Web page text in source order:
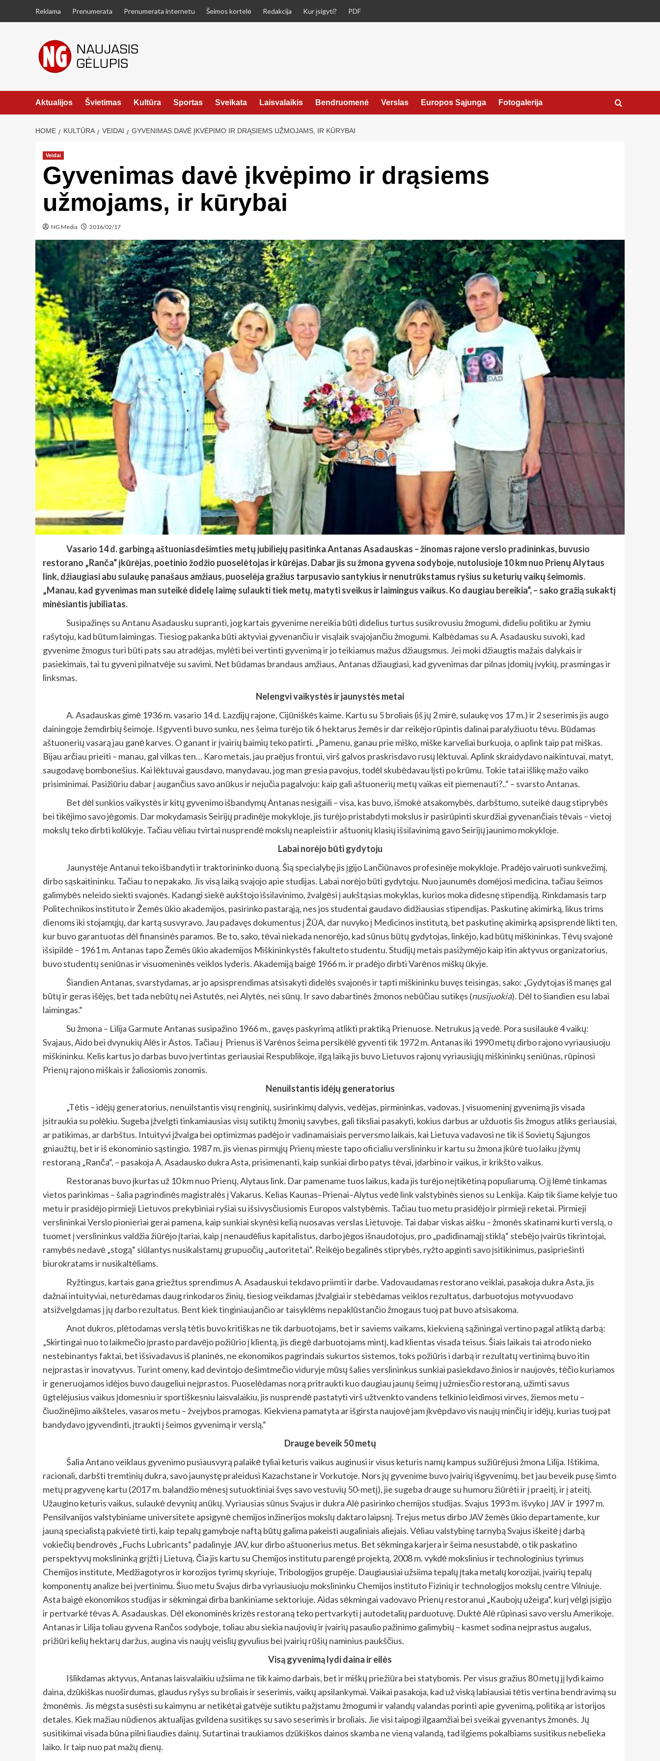
Reklama Prenumerata Prenumerata internetu Šeimos kortelė Redakcija Kur įsigyti? PDF
Aktualijos Švietimas Kultūra Sportas Sveikata Laisvalaikis Bendruomenė Verslas Europos Sąjunga Fotogalerija
HOME KULTŪRA VEIDAI GYVENIMAS DAVĖ ĮKVĖPIMO IR DRĄSIEMS UŽMOJAMS, IR KŪRYBAI
Veidai
Gyvenimas davė įkvėpimo ir drąsiems
užmojams, ir kūrybai
NG Media 2016/02/17
Vasario 14 d. garbingą aštuoniasdešimties metų jubiliejų pasitinka Antanas Asadauskas – žinomas rajone verslo pradininkas, buvusio
restorano „Ranča“ įkūrėjas, poetinio žodžio puoselėtojas ir kūrėjas. Dabar jis su žmona gyvena sodyboje, nutolusioje 10 km nuo Prienų Alytaus
link, džiaugiasi abu sulaukę panašaus amžiaus, puoselėja gražius tarpusavio santykius ir nenutrūkstamus ryšius su keturių vaikų šeimomis.
„Manau, kad gyvenimas man suteikė didelę laimę sulaukti tiek metų, matyti sveikus ir laimingus vaikus. Ko daugiau bereikia“, – sako gražią sukaktį
minėsiantis jubiliatas.
Susipažinęs su Antanu Asadausku supranti, jog kartais gyvenime nereikia būti didelius turtus susikrovusiu žmogumi, dideliu politiku ar žymiu
rašytoju, kad būtum laimingas. Tiesiog pakanka būti aktyviai gyvenančiu ir visąlaik svajojančiu žmogumi. Kalbėdamas su A. Asadausku suvoki, kad
gyvenime žmogus turi būti pats sau atradėjas, mylėti bei vertinti gyvenimą ir jo teikiamus mažus džiaugsmus. Jei moki džiaugtis mažais dalykais ir
pasiekimais, tai tu gyveni pilnatvėje su savimi. Net būdamas brandaus amžiaus, Antanas džiaugiasi, kad gyvenimas dar pilnas įdomių įvykių, prasmingas ir
linksmas.
Nelengvi vaikystės ir jaunystės metai
A. Asadauskas gimė 1936 m. vasario 14 d. Lazdijų rajone, Cijūniškės kaime. Kartu su 5 broliais (iš jų 2 mirė, sulaukę vos 17 m.) ir 2 seserimis jis augo
dainingoje žemdirbių šeimoje. Išgyventi buvo sunku, nes šeima turėjo tik 6 hektarus žemės ir dar reikėjo rūpintis dalinai paralyžiuotu tėvu. Būdamas
aštuonerių vasarą jau ganė karves. O ganant ir įvairių baimių teko patirti. „Pamenu, ganau prie miško, miške karveliai burkuoja, o aplink taip pat miškas.
Bijau arčiau prieiti – manau, gal vilkas ten… Karo metais, jau praėjus frontui, virš galvos praskrisdavo rusų lėktuvai. Aplink skraidydavo naikintuvai, matyt,
saugodavę bombonešius. Kai lėktuvai gausdavo, manydavau, jog man gresia pavojus, todėl skubėdavau lįsti po krūmu. Tokie tatai išlikę mažo vaiko
prisiminimai. Pasižiūriu dabar į augančius savo anūkus ir nejučia pagalvoju: kaip gali aštuonerių metų vaikas eit piemenauti?..“ – svarsto Antanas.
Bet dėl sunkios vaikystės ir kitų gyvenimo išbandymų Antanas nesigaili – visa, kas buvo, išmokė atsakomybės, darbštumo, suteikė daug stiprybės
bei tikėjimo savo jėgomis. Dar mokydamasis Seirijų pradinėje mokykloje, jis turėjo pristabdyti mokslus ir pasirūpinti skurdžiai gyvenančiais tėvais – vietoj
mokslų teko dirbti kolūkyje. Tačiau vėliau tvirtai nusprendė mokslų neapleisti ir aštuonių klasių išsilavinimą gavo Seirijų jaunimo mokykloje.
Labai norėjo būti gydytoju
Jaunystėje Antanui teko išbandyti ir traktorininko duoną. Šią specialybę jis įgijo Lančiūnavos profesinėje mokykloje. Pradėjo vairuoti sunkvežimį,
dirbo sąskaitininku. Tačiau to nepakako. Jis visą laiką svajojo apie studijas. Labai norėjo būti gydytoju. Nuo jaunumės domėjosi medicina, tačiau šeimos
galimybės neleido siekti svajonės. Kadangi siekė aukštojo išsilavinimo, žvalgėsi į aukštąsias mokyklas, kurios moka didesnę stipendiją. Rinkdamasis tarp
Politechnikos instituto ir Žemės ūkio akademijos, pasirinko pastarąją, nes jos studentai gaudavo didžiausias stipendijas. Paskutinę akimirką, likus trims
dienoms iki stojamųjų, dar kartą susvyravo. Jau padavęs dokumentus į ŽŪA, dar nuvyko į Medicinos institutą, bet paskutinę akimirką apsisprendė likti ten,
kur buvo garantuotas dėl finansinės paramos. Be to, sako, tėvai niekada nenorėjo, kad sūnus būtų gydytojas, linkėjo, kad būtų miškininkas. Tėvų svajonė
išsipildė – 1961 m. Antanas tapo Žemės ūkio akademijos Miškininkystės fakulteto studentu. Studijų metais pasižymėjo kaip itin aktyvus organizatorius,
buvo studentų seniūnas ir visuomeninės veiklos lyderis. Akademiją baigė 1966 m. ir pradėjo dirbti Varėnos miškų ūkyje.
Šiandien Antanas, svarstydamas, ar jo apsisprendimas atsisakyti didelės svajonės ir tapti miškininku buvęs teisingas, sako: „Gydytojas iš manęs gal
būtų ir geras išėjęs, bet tada nebūtų nei Astutės, nei Alytės, nei sūnų. Ir savo dabartinės žmonos nebūčiau sutikęs (nusijuokia). Dėl to šiandien esu labai
laimingas.“
Su žmona – Lilija Garmute Antanas susipažino 1966 m., gavęs paskyrimą atlikti praktiką Prienuose. Netrukus ją vedė. Pora susilaukė 4 vaikų:
Svajaus, Aido bei dvynukių Alės ir Astos. Tačiau į Prienus iš Varėnos šeima persikėlė gyventi tik 1972 m. Antanas iki 1990 metų dirbo rajono vyriausiuoju
miškininku. Kelis kartus jo darbas buvo įvertintas geriausiai Respublikoje, ilgą laiką jis buvo Lietuvos rajonų vyriausiųjų miškininkų seniūnas, rūpinosi
Prienų rajono miškais ir žaliosiomis zonomis.
Nenuilstantis idėjų generatorius
„Tėtis – idėjų generatorius, nenuilstantis visų renginių, susirinkimų dalyvis, vedėjas, pirmininkas, vadovas. Į visuomeninį gyvenimą jis visada
įsitraukia su polėkiu. Sugeba įžvelgti tinkamiausias visų sutiktų žmonių savybes, gali tiksliai pasakyti, kokius darbus ar užduotis šis žmogus atliks geriausiai,
ar patikimas, ar darbštus. Intuityvi įžvalga bei optimizmas padėjo ir vadinamaisiais perversmo laikais, kai Lietuva vadavosi ne tik iš Sovietų Sąjungos
gniaužtų, bet ir iš ekonominio sąstingio. 1987 m. jis vienas pirmųjų Prienų mieste tapo oficialiu verslininku ir kartu su žmona įkūrė tuo laiku įžymų
restoraną „Ranča“, – pasakoja A. Asadausko dukra Asta, prisimenanti, kaip sunkiai dirbo patys tėvai, įdarbino ir vaikus, ir krikšto vaikus.
Restoranas buvo įkurtas už 10 km nuo Prienų, Alytaus link. Dar pamename tuos laikus, kada jis turėjo neįtikėtiną populiarumą. O jį lėmė tinkamas
vietos parinkimas – šalia pagrindinės magistralės į Vakarus. Kelias Kaunas–Prienai–Alytus vedė link valstybinės sienos su Lenkija. Kaip tik šiame kelyje tuo
metu ir prasidėjo pirmieji Lietuvos prekybiniai ryšiai su išsivysčiusiomis Europos valstybėmis. Tačiau tuo metu prasidėjo ir pirmieji reketai. Pirmieji
verslininkai Verslo pionieriai gerai pamena, kaip sunkiai skynėsi kelią nuosavas verslas Lietuvoje. Tai dabar viskas aišku – žmonės skatinami kurti verslą, o
tuomet į verslininkus valdžia žiūrėjo įtariai, kaip į nenaudėlius kapitalistus, darbo jėgos išnaudotojus, pro „padidinamąjį stiklą“ stebėjo įvairūs tikrintojai,
ramybės nedavė „stogą“ siūlantys nusikalstamų grupuočių „autoritetai“. Reikėjo begalinės stiprybės, ryžto apginti savo įsitikinimus, pasipriešinti
biurokratams ir nusikaltėliams.
Ryžtingus, kartais gana griežtus sprendimus A. Asadauskui tekdavo priimti ir darbe. Vadovaudamas restorano veiklai, pasakoja dukra Asta, jis
dažnai intuityviai, neturėdamas daug rinkodaros žinių, tiesiog veikdamas įžvalgiai ir stebėdamas veiklos rezultatus, darbuotojus motyvuodavo
atsižvelgdamas į jų darbo rezultatus. Bent kiek tinginiaujančio ar taisyklėms nepaklūstančio žmogaus tuoj pat buvo atsisakoma.
Anot dukros, plėtodamas verslą tėtis buvo kritiškas ne tik darbuotojams, bet ir saviems vaikams, kiekvieną sąžiningai vertino pagal atliktą darbą:
„Skirtingai nuo to laikmečio įprasto pardavėjo požiūrio į klientą, jis diegė darbuotojams mintį, kad klientas visada teisus. Šiais laikais tai atrodo nieko
nestebinantys faktai, bet išsivadavus iš planinės, ne ekonomikos pagrindais sukurtos sistemos, toks požiūris i darbą ir rezultatų vertinimą buvo itin
neįprastas ir inovatyvus. Turint omeny, kad devintojo dešimtmečio viduryje mūsų šalies verslininkus sunkiai pasiekdavo žinios ir naujovės, tėčio kuriamos
ir generuojamos idėjos buvo daugeliui neįprastos. Puoselėdamas norą pritraukti kuo daugiau jaunų šeimų į užmiesčio restoraną, užimti savus
ūgtelėjusius vaikus įdomesniu ir sportiškesniu laisvalaikiu, jis nusprendė pastatyti virš užtvenkto vandens telkinio leidimosi virves, žiemos metu –
čiuožinėjimo aikšteles, vasaros metu – žvejybos pramogas. Kiekviena pamatyta ar išgirsta naujovė jam įkvėpdavo vis naujų minčių ir idėjų, kurias tuoj pat
bandydavo įgyvendinti, įtraukti į šeimos gyvenimą ir verslą.“
Drauge beveik 50 metų
Šalia Antano veiklaus gyvenimo pusiausvyrą palaikė tyliai keturis vaikus auginusi ir visus keturis namų kampus sužiūrėjusi žmona Lilija. Ištikima,
racionali, darbšti tremtinių dukra, savo jaunystę praleidusi Kazachstane ir Vorkutoje. Nors jų gyvenime buvo įvairių išgyvenimų, bet jau beveik pusę šimto
metų pragyvenę kartu (2017 m. balandžio mėnesį sutuoktiniai švęs savo vestuvių 50-metį), jie sugeba drauge su humoru žiūrėti ir į praeitį, ir į ateitį.
Užaugino keturis vaikus, sulaukė devynių anūkų. Vyriausias sūnus Svajus ir dukra Alė pasirinko chemijos studijas. Svajus 1993 m. išvyko į JAV ir 1997 m.
Pensilvanijos valstybiniame universitete apsigynė chemijos inžinerijos mokslų daktaro laipsnį. Trejus metus dirbo JAV žemės ūkio departamente, kur
jauną specialistą pakvietė tirti, kaip tepalų gamyboje naftą būtų galima pakeisti augaliniais aliejais. Vėliau valstybinę tarnybą Svajus iškeitė į darbą
vokiečių bendrovės „Fuchs Lubricants“ padalinyje JAV, kur dirbo aštuonerius metus. Bet sėkminga karjera ir šeima nesustabdė, o tik paskatino
perspektyvų mokslininką grįžti į Lietuvą. Čia jis kartu su Chemijos institutu parengė projektą, 2008 m. vykdė mokslinius ir technologinius tyrimus
Chemijos institute, Medžiagotyros ir korozijos tyrimų skyriuje, Tribologijos grupėje. Daugiausiai užsiima tepalų įtaka metalų korozijai, įvairių tepalų
komponentų analize bei įvertinimu. Šiuo metu Svajus dirba vyriausiuoju mokslininku Chemijos instituto Fizinių ir technologijos mokslų centre Vilniuje.
Asta baigė ekonomikos studijas ir sėkmingai dirba bankiniame sektoriuje. Aidas sėkmingai vadovavo Prienų restoranui „Kaubojų užeiga“, kurį vėlgi įsigijo
ir pertvarkė tėvas A. Asadauskas. Dėl ekonominės krizės restoraną teko pertvarkyti į autodetalių parduotuvę. Duktė Alė rūpinasi savo verslu Amerikoje.
Antanas ir Lilija toliau gyvena Rančos sodyboje, toliau abu siekia naujovių ir įvairių pasaulio pažinimo galimybių – kasmet sodina neįprastus augalus,
prižiūri kelių hektarų daržus, augina vis naujų veislių gyvulius bei įvairių rūšių naminius paukščius.
Visą gyvenimą lydi daina ir eilės
Išlikdamas aktyvus, Antanas laisvalaikiu užsiima ne tik kaimo darbais, bet ir miškų priežiūra bei statybomis. Per visus gražius 80 metų jį lydi kaimo
daina, dzūkiškas nuoširdumas, glaudus ryšys su broliais ir seserimis, vaikų apsilankymai. Vaikai pasakoja, kad už viską labiausiai tėtis vertina bendravimą su
žmonėmis. Jis mėgsta susėsti su kaimynu ar netikėtai gatvėje sutiktu pažįstamu žmogumi ir valandų valandas porinti apie gyvenimą, politiką ar istorijos
detales. Kiek mažiau nūdienos aktualijas gvildena susitikęs su savo seserimis ir broliais. Jie visi taipogi ilgaamžiai bei sveikai gyvenantys žmonės. Jų
susitikimai visada būna pilni liaudies dainų. Sutartinai traukiamos dzūkiškos dainos skamba ne vieną valandą, tad ilgiems pokalbiams susitikus nebelieka
laiko. Ir taip nuo pat mažų dienų.